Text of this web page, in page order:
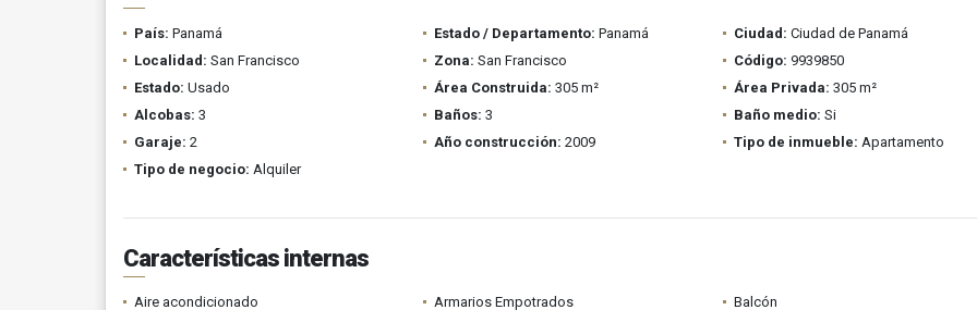
País: Panamá Estado / Departamento: Panamá Ciudad: Ciudad de Panamá
Localidad: San Francisco Zona: San Francisco Código: 9939850
Estado: Usado Área Construida: 305 m² Área Privada: 305 m²
Alcobas: 3 Baños: 3 Baño medio: Si
Garaje: 2 Año construcción: 2009 Tipo de inmueble: Apartamento
Tipo de negocio: Alquiler
Características internas
Aire acondicionado Armarios Empotrados
Balcón